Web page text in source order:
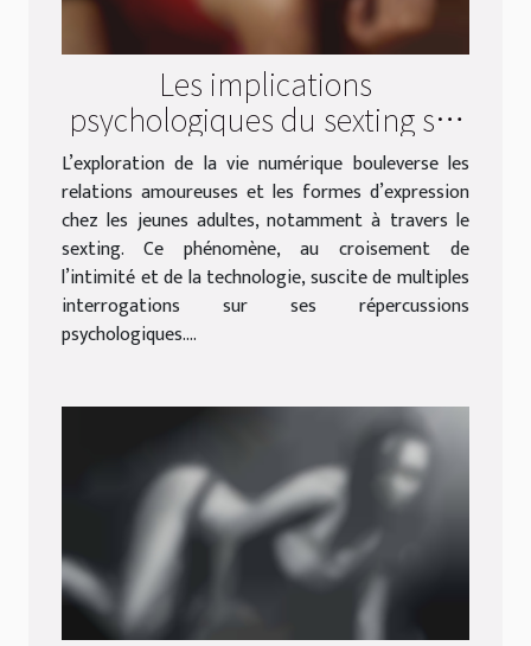
Les implications
psychologiques du sexting sur
les jeunes adultes
L’exploration de la vie numérique bouleverse les
relations amoureuses et les formes d’expression
chez les jeunes adultes, notamment à travers le
sexting. Ce phénomène, au croisement de
l’intimité et de la technologie, suscite de multiples
interrogations sur ses répercussions
psychologiques....